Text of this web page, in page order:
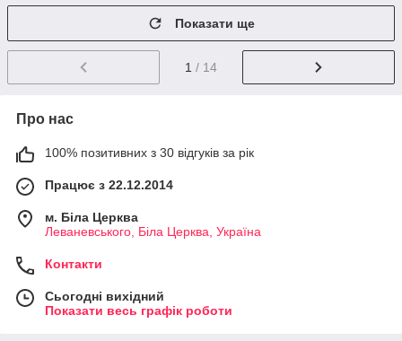
Показати ще
1 / 14
Про нас
100% позитивних з 30 відгуків за рік
Працює з 22.12.2014
м. Біла Церква
Леваневського, Біла Церква, Україна
Контакти
Сьогодні вихідний
Показати весь графік роботи